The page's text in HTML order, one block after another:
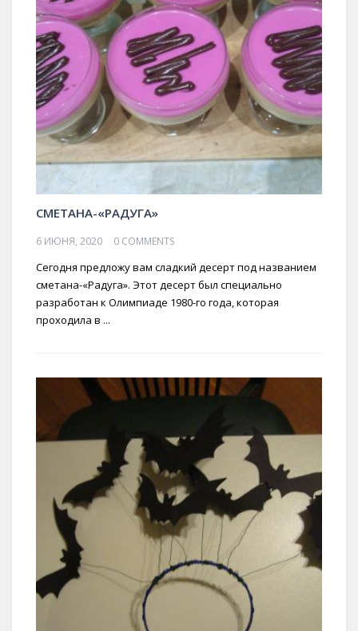
СМЕТАНА-«РАДУГА»
6 ИЮНЯ, 2020 0 COMMENTS
Сегодня предложу вам сладкий десерт под названием
сметана-«Радуга». Этот десерт был специально
разработан к Олимпиаде 1980-го года, которая
проходила в ...